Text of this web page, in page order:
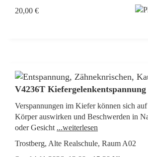
20,00 €
V4236T Kiefergelenkentspannung
Verspannungen im Kiefer können sich auf
Körper auswirken und Beschwerden in
oder Gesicht ...weiterlesen
Trostberg, Alte Realschule, Raum A02